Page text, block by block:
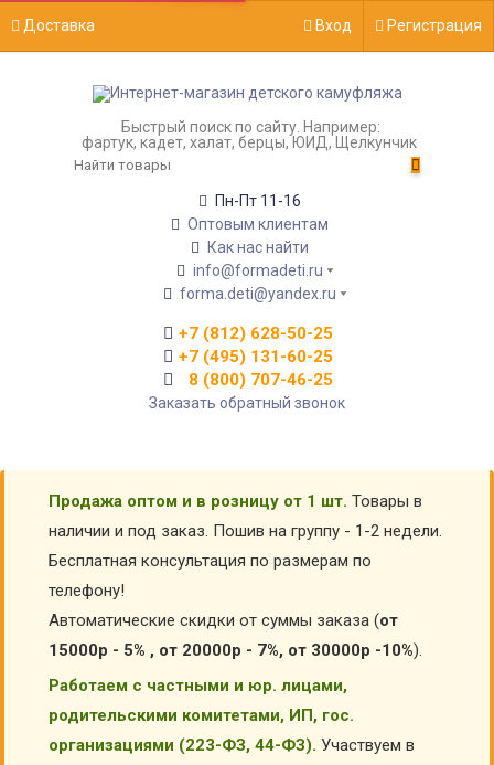
Доставка Вход Регистрация
Быстрый поиск по сайту. Например:
фартук, кадет, халат, берцы, ЮИД, Щелкунчик
Пн-Пт 11-16
Оптовым клиентам
Как нас найти
info@formadeti.ru
forma.deti@yandex.ru
+7 (812) 628-50-25
+7 (495) 131-60-25
8 (800) 707-46-25
Заказать обратный звонок
Продажа оптом и в розницу от 1 шт. Товары в
наличии и под заказ. Пошив на группу - 1-2 недели.
Бесплатная консультация по размерам по
телефону!
Автоматические скидки от суммы заказа (от
15000р - 5% , от 20000р - 7%, от 30000р -10%).
Работаем с частными и юр. лицами,
родительскими комитетами, ИП, гос.
организациями (223-ФЗ, 44-ФЗ). Участвуем в